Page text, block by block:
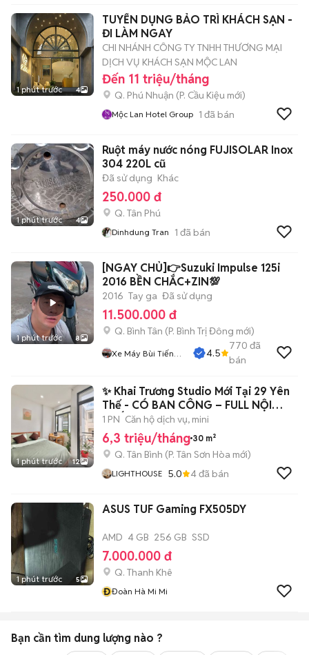
1 phút trước 4
TUYỂN DỤNG BẢO TRÌ KHÁCH SẠN -
ĐI LÀM NGAY
CHI NHÁNH CÔNG TY TNHH THƯƠNG MẠI
DỊCH VỤ KHÁCH SẠN MỘC LAN
Đến 11 triệu/tháng
Q. Phú Nhuận (P. Cầu Kiệu mới)
Mộc Lan Hotel Group 1 đã bán
1 phút trước 4
Ruột máy nước nóng FUJISOLAR Inox
304 220L cũ
Đã sử dụng Khác
250.000 đ
Q. Tân Phú
Dinhdung Tran 1 đã bán
1 phút trước 8
[NGAY CHỦ]👉Suzuki Impulse 125i
2016 BỀN CHẮC+ZIN💯
2016 Tay ga Đã sử dụng
11.500.000 đ
Q. Bình Tân (P. Bình Trị Đông mới)
Xe Máy Bùi Tiến
4.5
770 đã
bán
1 phút trước 12
✨ Khai Trương Studio Mới Tại 29 Yên
Thế - CÓ BAN CÔNG – FULL NỘI
THẤT
1 PN Căn hộ dịch vụ, mini
6,3 triệu/tháng 30 m²
Q. Tân Bình (P. Tân Sơn Hòa mới)
LIGHTHOUSE 5.0 4đã bán
1 phút trước 5
ASUS TUF Gaming FX505DY
AMD 4 GB 256 GB SSD
7.000.000 đ
Q. Thanh Khê
ĐĐoàn Hà Mi Mi
Bạn cần tìm dung lượng nào ?